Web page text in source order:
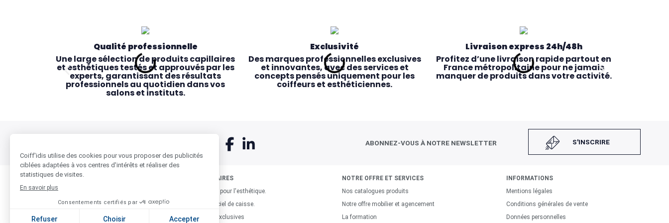
Qualité professionnelle
Une large sélection de produits capillaires
et esthétiques testés et approuvés par les
experts, garantissant des résultats
professionnels au quotidien dans vos
salons et instituts.
Exclusivité
Des marques professionnelles exclusives
et innovantes, avec des services et
concepts pensés uniquement pour les
coiffeurs et esthéticiennes.
Livraison express 24h/48h
Profitez d’une livraison rapide partout en
France métropolitaine pour ne jamais
manquer de produits dans votre activité.
Des magasins pensés pour vous
24 magasins répartis partout en France,
Service client dédié
Une équipe de conseillers experts toujours
Retrait magasin rapide
Commandez en ligne avant 14h et
Accessibilité & proximité
Des commerciaux dédiés, des conseillères
ABONNEZ-VOUS À NOTRE NEWSLETTER S'INSCRIRE
COIFF'IDIS & VOUS
Qui sommes nous
Contactez-nous
NOS PARTENAIRES
Beauty-Design, pour l'esthétique.
Noa, notre logiciel de caisse.
Nos marques exclusives
NOTRE OFFRE ET SERVICES
Nos catalogues produits
Notre offre mobilier et agencement
La formation
INFORMATIONS
Mentions légales
Conditions générales de vente
Données personnelles